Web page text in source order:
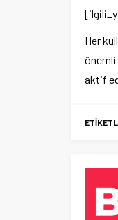
Her
önemli
aktif